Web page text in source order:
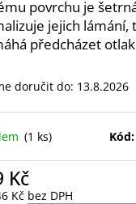
povrchu je
jejich lámání,
předcházet
doručit do: 13.8.2026
(1 ks) Kód:
Kč
Kč bez DPH
SAMOLEPÍCÍ WISPY